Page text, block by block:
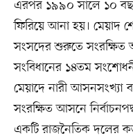
এরপর ১৯৯০ সালে ১০
ফিরিয়ে আনা হয়। মেয়াদ
সংসদের শুরুতে
সংবিধানের ১৪তম
মেয়াদে নারী আসনসংখ্যা
সংরক্ষিত আসনে
একটি রাজনৈতিক দলের